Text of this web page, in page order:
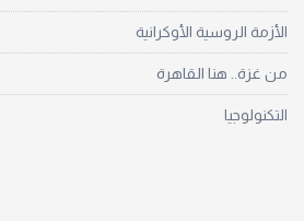
الأزمة الروسية الأوكرانية
من غزة.. هنا القاهرة
التكنولوجيا